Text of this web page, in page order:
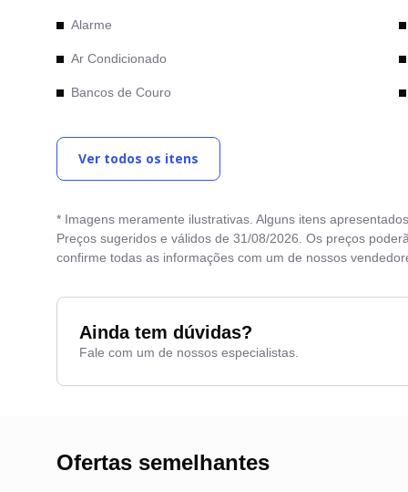
Alarme
Ar Condicionado
Bancos de Couro
Cambio Automático
Comandos no Volante
Computador de Bordo
Direção Eletrica
Entrada Auxiliar
Ver todos os itens
* Imagens meramente ilustrativas. Alguns itens
Preços sugeridos e válidos de 31/08/2026. Os preços
confirme todas as informações com um de nossos
Ainda tem dúvidas?
Fale com um de nossos especialistas.
Ofertas semelhantes